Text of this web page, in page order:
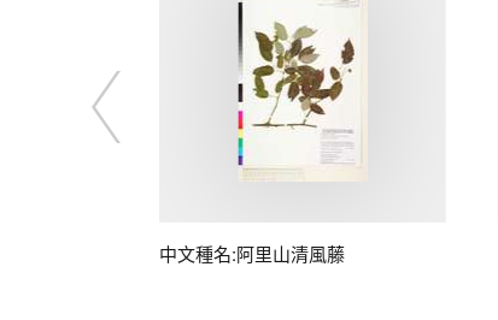
中文種名:阿里山清風藤